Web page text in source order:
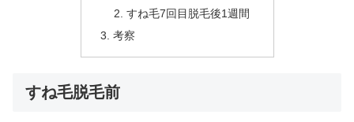
すね毛7回目脱毛後1週間
考察
すね毛脱毛前